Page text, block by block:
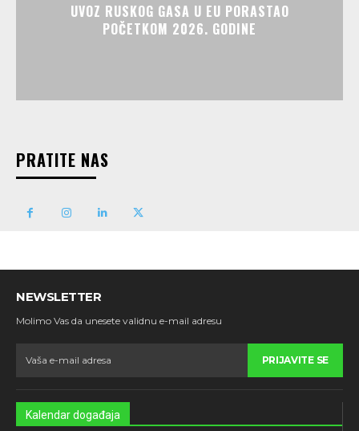
UVOZ RUSKOG GASA U EU PORASTAO
POČETKOM 2026. GODINE
PRATITE NAS
NEWSLETTER
Molimo Vas da unesete validnu e-mail adresu
PRIJAVITE SE
Kalendar događaja